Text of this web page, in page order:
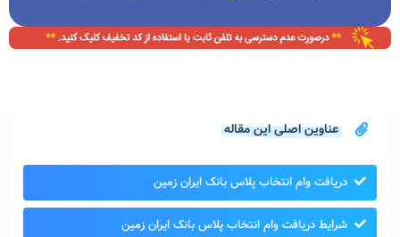
عناوین اصلی این مقاله
دریافت وام انتخاب پلاس بانک ایران زمین
شرایط دریافت وام انتخاب پلاس بانک ایران زمین